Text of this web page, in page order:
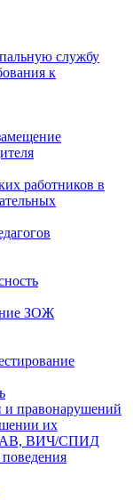
службу
к
работников в
ЗОЖ
и правонарушений
их
ПАВ, ВИЧ/СПИД